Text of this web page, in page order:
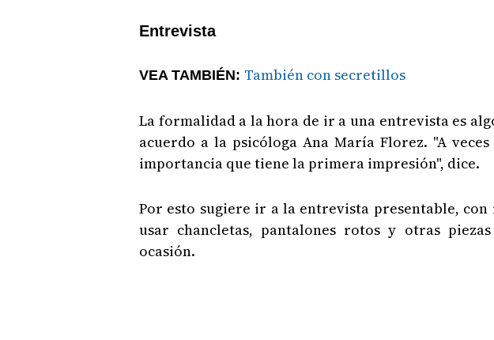
Entrevista
VEA TAMBIÉN: También con secretillos
La formalidad a la hora de ir a una entrevista es
acuerdo a la psicóloga Ana María Florez. "A
importancia que tiene la primera impresión", dice.
Por esto sugiere ir a la entrevista presentable,
usar chancletas, pantalones rotos y otras
ocasión.